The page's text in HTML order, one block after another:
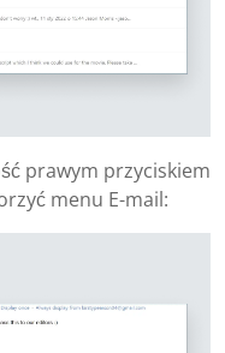
prawym przyciskiem
menu E-mail: